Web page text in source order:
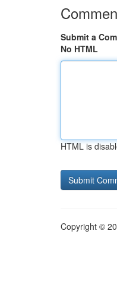
Submit a
No HTML
HTML is
Copyright ©